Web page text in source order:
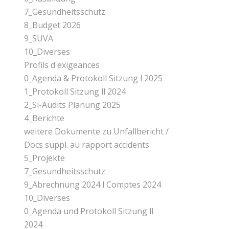
7_Gesundheitsschutz
8_Budget 2026
9_SUVA
10_Diverses
Profils d'exigeances
0_Agenda & Protokoll Sitzung l 2025
1_Protokoll Sitzung ll 2024
2_Si-Audits Planung 2025
4_Berichte
weitere Dokumente zu Unfallbericht /
Docs suppl. au rapport accidents
5_Projekte
7_Gesundheitsschutz
9_Abrechnung 2024 l Comptes 2024
10_Diverses
0_Agenda und Protokoll Sitzung ll
2024